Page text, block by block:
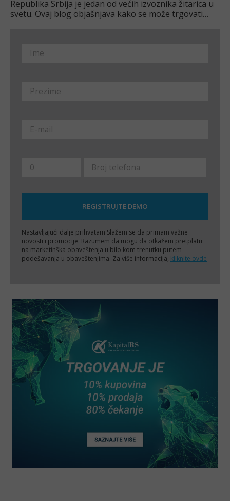
Republika Srbija je jedan od većih izvoznika žitarica u
svetu. Ovaj blog objašnjava kako se može trgovati
Nastavljajući dalje prihvatam Slažem se da primam važne
novosti i promocije. Razumem da mogu da otkažem pretplatu
na marketinška obaveštenja u bilo kom trenutku putem
podešavanja u obaveštenjima. Za više informacija, kliknite ovde